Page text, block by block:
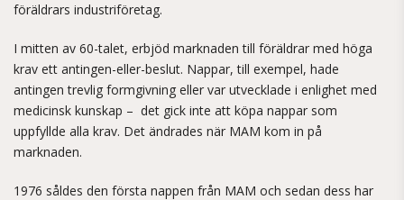
föräldrars industriföretag.
I mitten av 60-talet, erbjöd marknaden till föräldrar med höga
krav ett antingen-eller-beslut. Nappar, till exempel, hade
antingen trevlig formgivning eller var utvecklade i enlighet med
medicinsk kunskap – det gick inte att köpa nappar som
uppfyllde alla krav. Det ändrades när MAM kom in på
marknaden.
1976 såldes den första nappen från MAM och sedan dess har